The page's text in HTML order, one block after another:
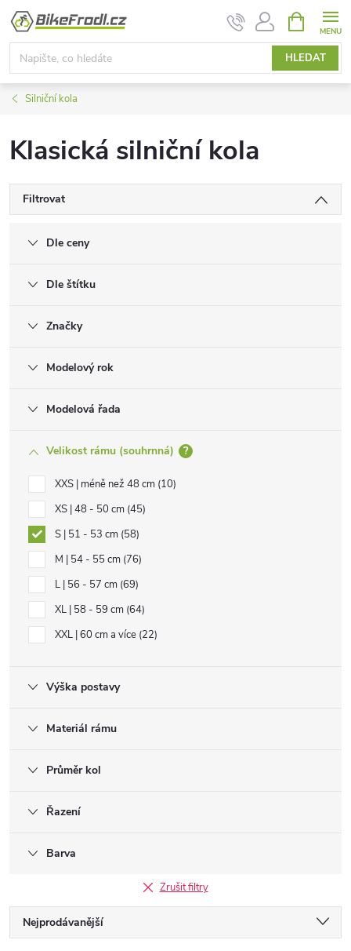
Přejít
obsah
HLEDAT
NÁKUPNÍ
KOŠÍK
Silniční kola
Klasická silniční kola
Filtrovat
Dle ceny
Dle štítku
Značky
Modelový rok
Modelová řada
Velikost rámu (souhrnná) ?
XXS | méně než 48 cm 10
XS | 48 - 50 cm 45
S | 51 - 53 cm 58
M | 54 - 55 cm 76
L | 56 - 57 cm 69
XL | 58 - 59 cm 64
XXL | 60 cm a více 22
Výška postavy
Materiál rámu
Průměr kol
Řazení
Barva
Zrušit filtry
Ř
Nejprodávanější